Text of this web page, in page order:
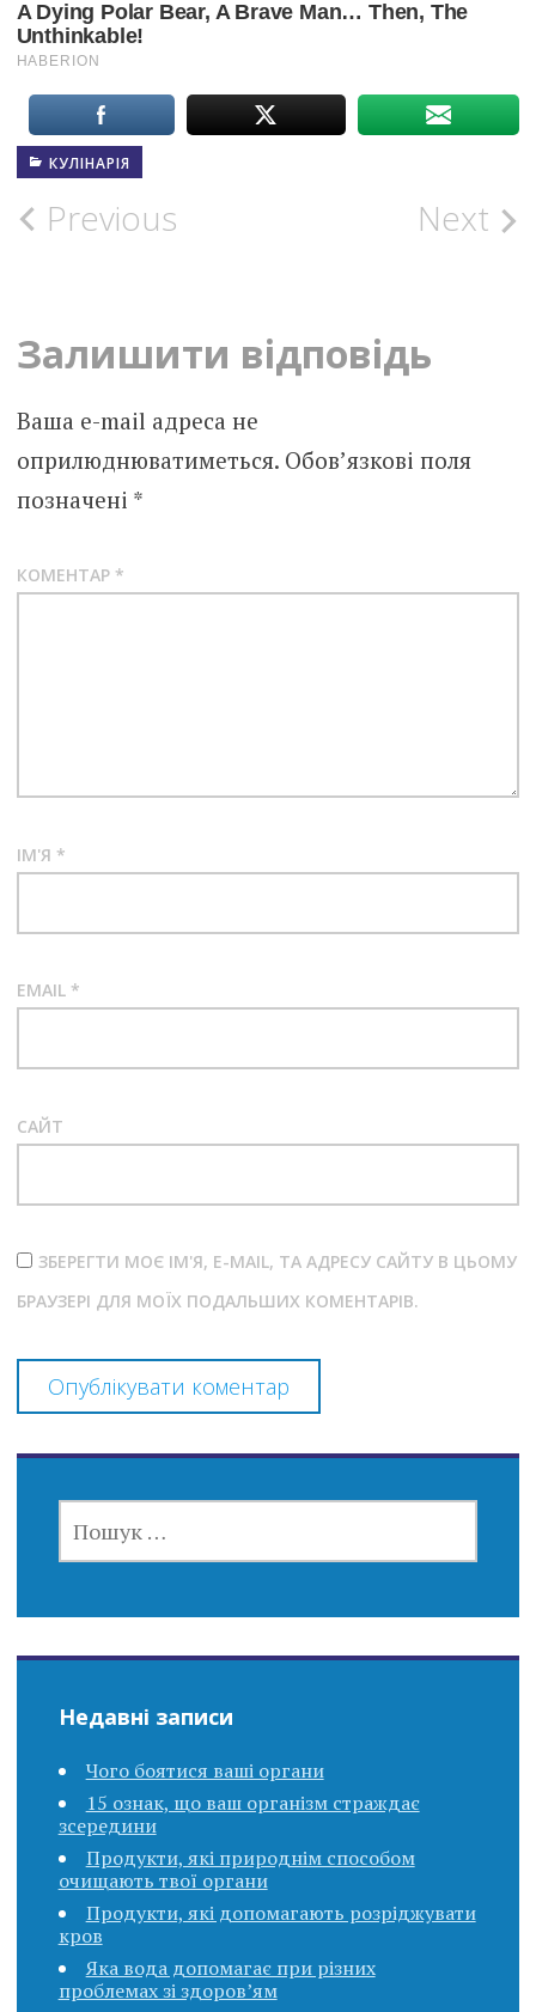
КУЛІНАРІЯ
Post
Previous Next
Залишити відповідь
Ваша e-mail адреса не
оприлюднюватиметься. Обов’язкові поля
позначені *
КОМЕНТАР *
ІМ'Я *
EMAIL *
САЙТ
ЗБЕРЕГТИ МОЄ ІМ'Я, E-MAIL, ТА АДРЕСУ САЙТУ В ЦЬОМУ
БРАУЗЕРІ ДЛЯ МОЇХ ПОДАЛЬШИХ КОМЕНТАРІВ.
Недавні записи
Чого боятися ваші органи
15 ознак, що ваш організм страждає
зсередини
Продукти, які природнім способом
очищають твої органи
Продукти, які допомагають розріджувати
кров
Яка вода допомагає при різних
проблемах зі здоров’ям